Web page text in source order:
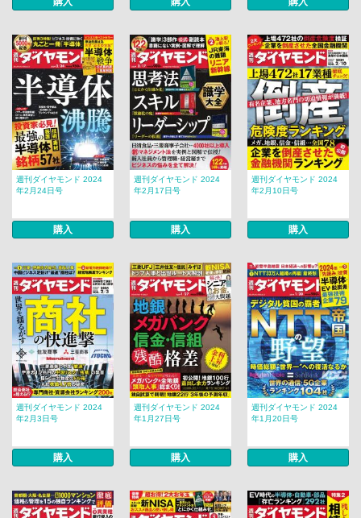
週刊ダイヤモンド 2024
年2月24日号
購入
週刊ダイヤモンド 2024
年2月17日号
購入
週刊ダイヤモンド 2024
年2月10日号
購入
週刊ダイヤモンド 2024
年2月3日号
購入
週刊ダイヤモンド 2024
年1月27日号
購入
週刊ダイヤモンド 2024
年1月20日号
購入